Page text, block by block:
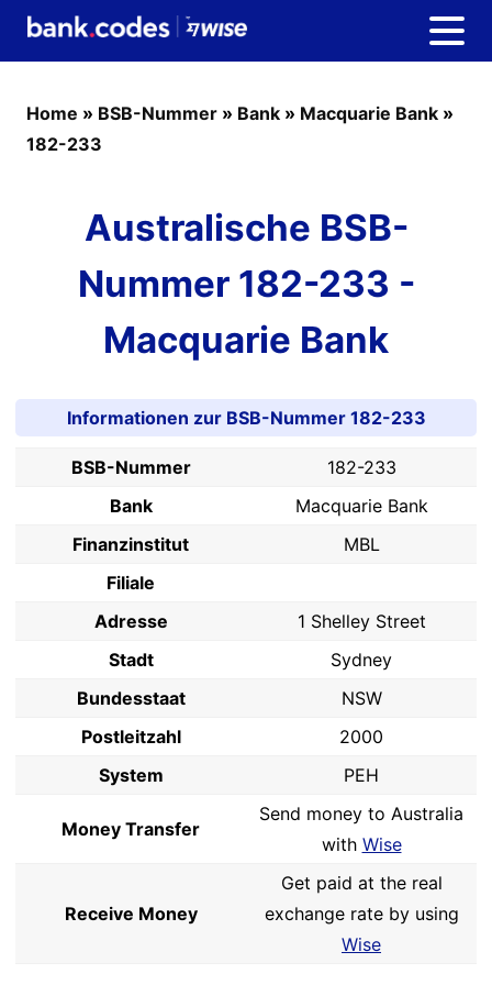
Home » BSB-Nummer » Bank » Macquarie Bank »
182-233
Australische BSB-
Nummer 182-233 -
Macquarie Bank
Informationen zur BSB-Nummer 182-233
BSB-Nummer
182-233
Bank
Macquarie Bank
Finanzinstitut
MBL
Filiale
Adresse
1 Shelley Street
Stadt
Sydney
Bundesstaat
NSW
Postleitzahl
2000
System
PEH
Money Transfer
Send money to Australia
with Wise
Receive Money
Get paid at the real
exchange rate by using
Wise